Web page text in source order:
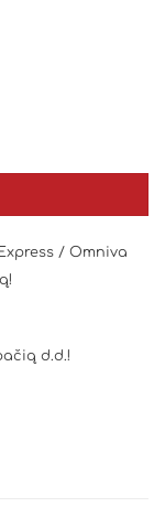
- 60ml
/ Omniva
d.d.!